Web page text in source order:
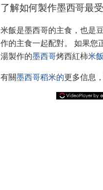
了解如何製作墨西哥最
米飯是墨西哥的主食，也是
作的主食一起配對。 如果您
湯製作的墨西哥烤西紅柿米飯
有關墨西哥稻米的更多信息